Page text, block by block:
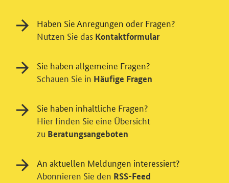
Haben Sie Anregungen oder Fragen?
Nutzen Sie das Kontaktformular
Sie haben allgemeine Fragen?
Schauen Sie in Häufige Fragen
Sie haben inhaltliche Fragen?
Hier finden Sie eine Übersicht
zu Beratungsangeboten
An aktuellen Meldungen interessiert?
Abonnieren Sie den RSS-Feed